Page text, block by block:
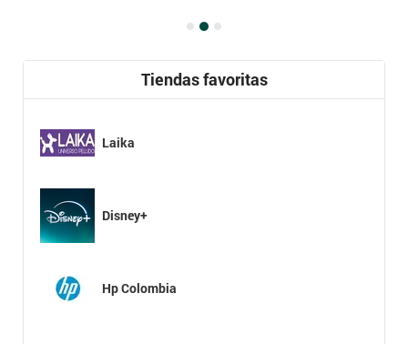
Tiendas favoritas
Laika
Disney+
Hp Colombia